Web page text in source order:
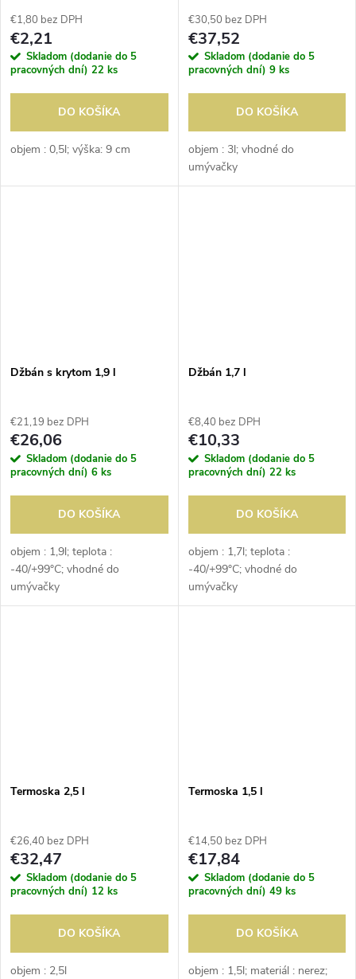
€1,80 bez DPH
€2,21
Skladom (dodanie do 5
pracovných dní) 22 ks
DO KOŠÍKA
objem : 0,5l; výška: 9 cm
€30,50 bez DPH
€37,52
Skladom (dodanie do 5
pracovných dní) 9 ks
DO KOŠÍKA
objem : 3l; vhodné do
umývačky
Džbán s krytom 1,9 l
€21,19 bez DPH
€26,06
Skladom (dodanie do 5
pracovných dní) 6 ks
DO KOŠÍKA
objem : 1,9l; teplota :
-40/+99°C; vhodné do
umývačky
Džbán 1,7 l
€8,40 bez DPH
€10,33
Skladom (dodanie do 5
pracovných dní) 22 ks
DO KOŠÍKA
objem : 1,7l; teplota :
-40/+99°C; vhodné do
umývačky
Termoska 2,5 l
€26,40 bez DPH
€32,47
Skladom (dodanie do 5
pracovných dní) 12 ks
DO KOŠÍKA
objem : 2,5l
Termoska 1,5 l
€14,50 bez DPH
€17,84
Skladom (dodanie do 5
pracovných dní) 49 ks
DO KOŠÍKA
objem : 1,5l; materiál : nerez;